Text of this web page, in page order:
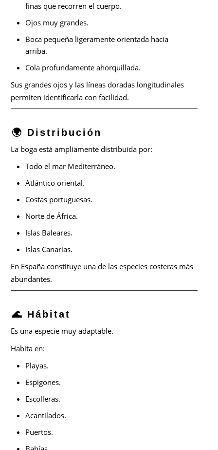
finas que recorren el cuerpo.
Ojos muy grandes.
Boca pequeña ligeramente orientada hacia
arriba.
Cola profundamente ahorquillada.
Sus grandes ojos y las líneas doradas longitudinales
permiten identificarla con facilidad.
🌍 Distribución
La boga está ampliamente distribuida por:
Todo el mar Mediterráneo.
Atlántico oriental.
Costas portuguesas.
Norte de África.
Islas Baleares.
Islas Canarias.
En España constituye una de las especies costeras más
abundantes.
🌊 Hábitat
Es una especie muy adaptable.
Habita en:
Playas.
Espigones.
Escolleras.
Acantilados.
Puertos.